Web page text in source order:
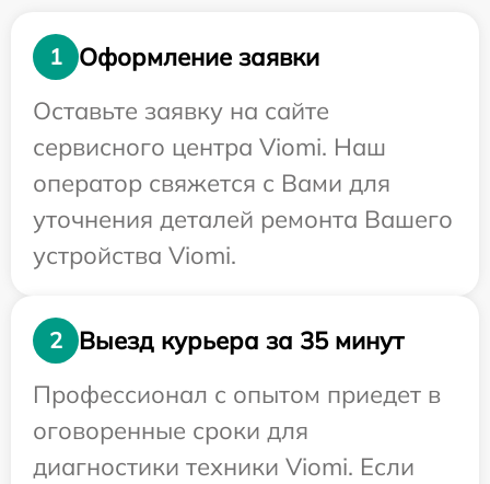
1
Оформление заявки
Оставьте заявку на сайте
сервисного центра Viomi. Наш
оператор свяжется с Вами для
уточнения деталей ремонта Вашего
устройства Viomi.
2
Выезд курьера за 35 минут
Профессионал с опытом приедет в
оговоренные сроки для
диагностики техники Viomi. Если